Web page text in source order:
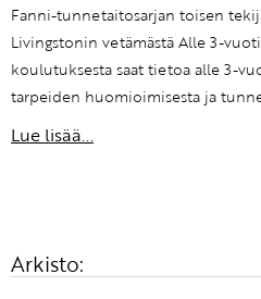
Fanni-tunnetaitosarjan toisen
Livingstonin vetämästä Alle 3-
koulutuksesta saat tietoa alle 3-
tarpeiden huomioimisesta ja
Lue lisää...
Arkisto: